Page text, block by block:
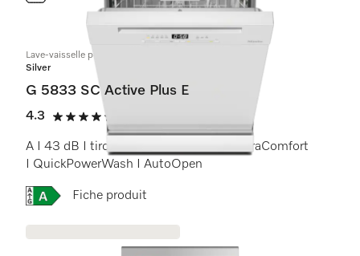
Lave-vaisselle posable
Silver
G 5833 SC Active Plus E
4.3
4.3 étoiles sur 5
A I 43 dB I tiroir à couverts I paniers ExtraComfort
I QuickPowerWash I AutoOpen
Online Label Flag, Etiquette énergétique
Fiche produit